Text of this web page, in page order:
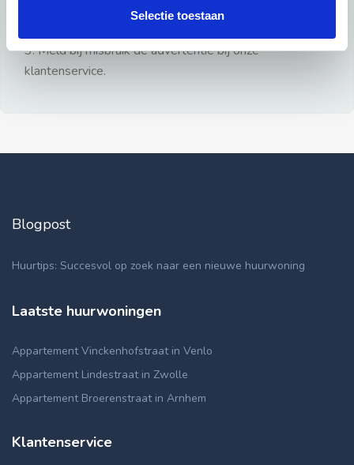
Selectie toestaan
3: Meld bij misbruik de advertentie bij onze
klantenservice.
Blogpost
Huurtips: Succesvol op zoek naar een nieuwe huurwoning
Laatste huurwoningen
Appartement Vinckenhofstraat in Venlo
Appartement Lindestraat in Zwolle
Appartement Broerenstraat in Arnhem
Klantenservice